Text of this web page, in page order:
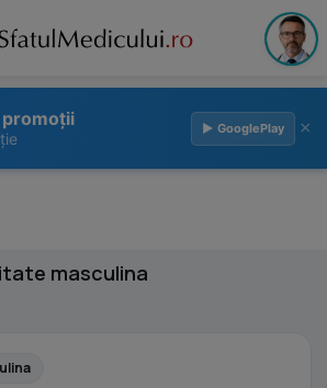
▶ GooglePlay ×
masculina